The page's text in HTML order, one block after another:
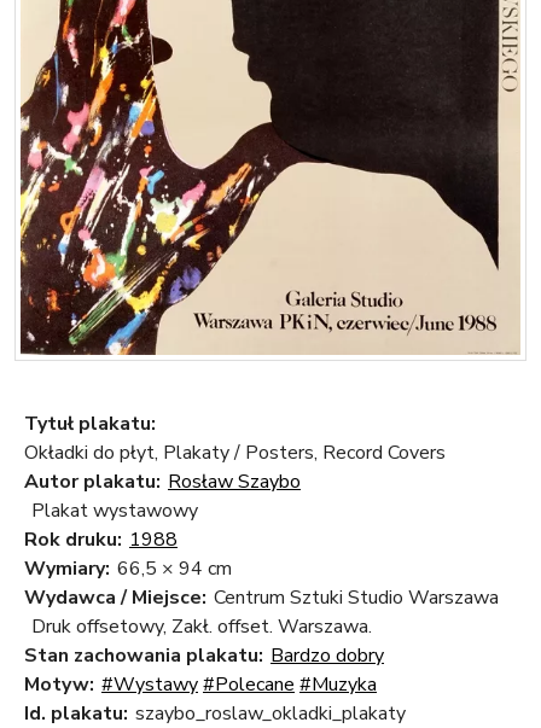
Tytuł plakatu:
Okładki do płyt, Plakaty / Posters, Record Covers
Autor plakatu: Rosław Szaybo
Plakat wystawowy
Rok druku: 1988
Wymiary: 66,5 × 94 cm
Wydawca / Miejsce: Centrum Sztuki Studio Warszawa
Druk offsetowy, Zakł. offset. Warszawa.
Stan zachowania plakatu: Bardzo dobry
Motyw: #Wystawy#Polecane #Muzyka
Id. plakatu: szaybo_roslaw_okladki_plakaty